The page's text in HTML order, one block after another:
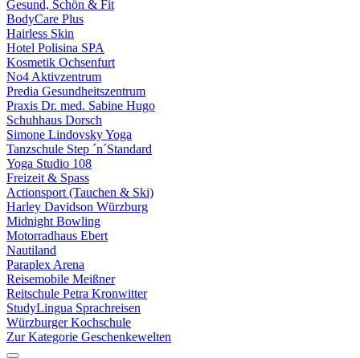
Gesund, Schön & Fit
BodyCare Plus
Hairless Skin
Hotel Polisina SPA
Kosmetik Ochsenfurt
No4 Aktivzentrum
Predia Gesundheitszentrum
Praxis Dr. med. Sabine Hugo
Schuhhaus Dorsch
Simone Lindovsky Yoga
Tanzschule Step ´n´Standard
Yoga Studio 108
Freizeit & Spass
Actionsport (Tauchen & Ski)
Harley Davidson Würzburg
Midnight Bowling
Motorradhaus Ebert
Nautiland
Paraplex Arena
Reisemobile Meißner
Reitschule Petra Kronwitter
StudyLingua Sprachreisen
Würzburger Kochschule
Zur Kategorie Geschenkewelten